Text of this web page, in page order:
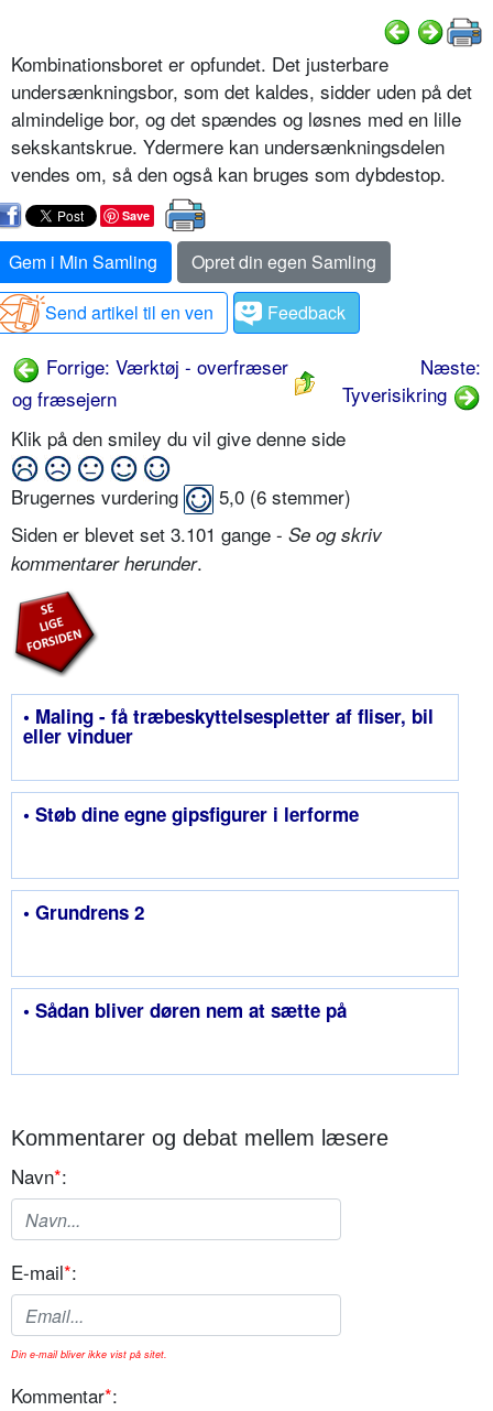
Kombinationsboret er opfundet. Det justerbare
undersænkningsbor, som det kaldes, sidder uden på det
almindelige bor, og det spændes og løsnes med en lille
sekskantskrue. Ydermere kan undersænkningsdelen
vendes om, så den også kan bruges som dybdestop.
Save
Gem i Min Samling
Opret din egen Samling
Send artikel til en ven
Feedback
Forrige: Værktøj - overfræser
og fræsejern
Næste:
Tyverisikring
Klik på den smiley du vil give denne side
Brugernes vurdering 5,0 (6 stemmer)
Siden er blevet set 3.101 gange - Se og skriv
kommentarer herunder.
• Maling - få træbeskyttelsespletter af fliser, bil
eller vinduer
• Støb dine egne gipsfigurer i lerforme
• Grundrens 2
• Sådan bliver døren nem at sætte på
Kommentarer og debat mellem læsere
Navn*:
E-mail*:
Din e-mail bliver ikke vist på sitet.
Kommentar*: